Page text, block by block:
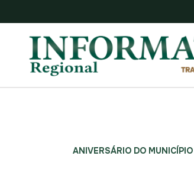
ANIVERSÁRIO DO MUNICÍPIO